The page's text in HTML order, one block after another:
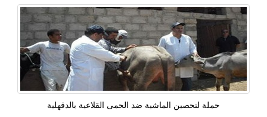
حملة لتحصين الماشية ضد الحمى القلاعية بالدقهلية